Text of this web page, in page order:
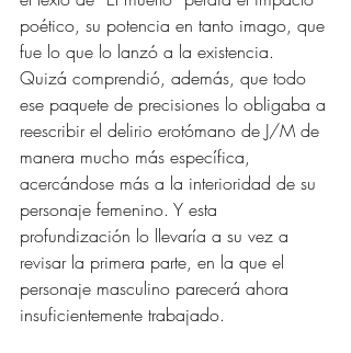
poético, su potencia en tanto imago, que
fue lo que lo lanzó a la existencia.
Quizá comprendió, además, que todo
ese paquete de precisiones lo obligaba a
reescribir el delirio erotómano de J/M de
manera mucho más específica,
acercándose más a la interioridad de su
personaje femenino. Y esta
profundización lo llevaría a su vez a
revisar la primera parte, en la que el
personaje masculino parecerá ahora
insuficientemente trabajado.